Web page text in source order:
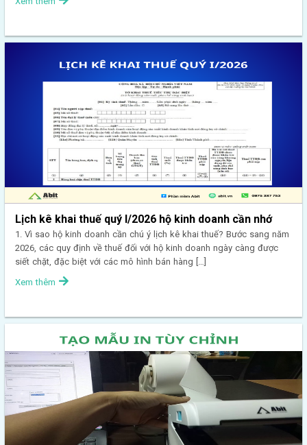
Lịch kê khai thuế quý I/2026 hộ kinh doanh cần nhớ
1. Vì sao hộ kinh doanh cần chú ý lịch kê khai thuế? Bước sang năm
2026, các quy định về thuế đối với hộ kinh doanh ngày càng được
siết chặt, đặc biệt với các mô hình bán hàng […]
Xem thêm